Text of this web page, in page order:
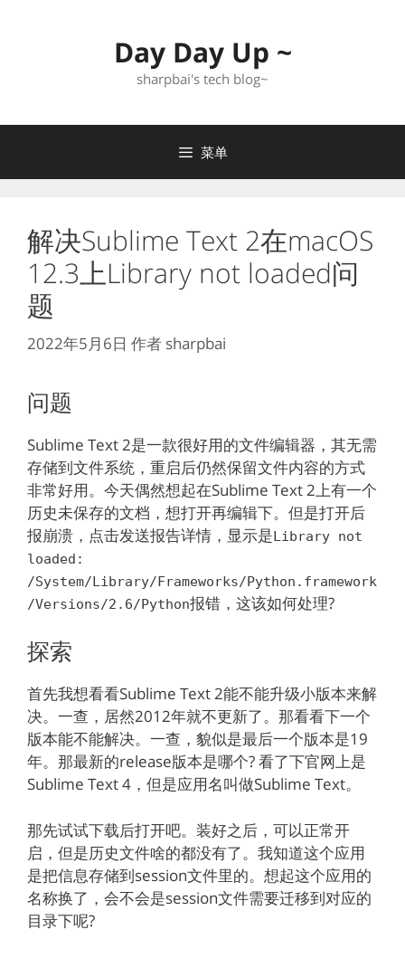
Day Day Up ~
sharpbai's tech blog~
菜单
解决Sublime Text 2在macOS
12.3上Library not loaded问
题
2022年5月6日 作者 sharpbai
问题
Sublime Text 2是一款很好用的文件编辑器，其无需
存储到文件系统，重启后仍然保留文件内容的方式
非常好用。今天偶然想起在Sublime Text 2上有一个
历史未保存的文档，想打开再编辑下。但是打开后
报崩溃，点击发送报告详情，显示是Library not
loaded:
/System/Library/Frameworks/Python.framework
/Versions/2.6/Python报错，这该如何处理?
探索
首先我想看看Sublime Text 2能不能升级小版本来解
决。一查，居然2012年就不更新了。那看看下一个
版本能不能解决。一查，貌似是最后一个版本是19
年。那最新的release版本是哪个? 看了下官网上是
Sublime Text 4，但是应用名叫做Sublime Text。
那先试试下载后打开吧。装好之后，可以正常开
启，但是历史文件啥的都没有了。我知道这个应用
是把信息存储到session文件里的。想起这个应用的
名称换了，会不会是session文件需要迁移到对应的
目录下呢?